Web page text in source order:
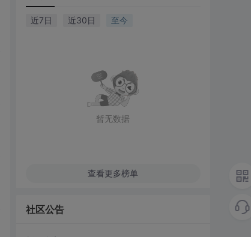
近7日 近30日 至今
暂无数据
查看更多榜单
社区公告